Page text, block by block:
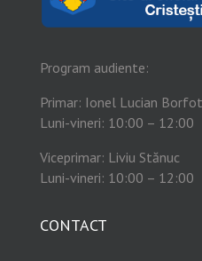
Program audiente:
Primar: Ionel Lucian
Luni-vineri: 10:00 – 12:00
Viceprimar: Liviu Stănuc
Luni-vineri: 10:00 – 12:00
CONTACT